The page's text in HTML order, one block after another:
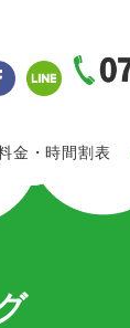
金・時間割表